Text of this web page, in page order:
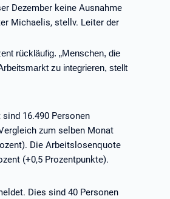
Dezember keine Ausnahme
Michaelis, stellv. Leiter der
rückläufig. „Menschen, die
zu integrieren, stellt
16.490 Personen
zum selben Monat
Die Arbeitslosenquote
(+0,5 Prozentpunkte).
Dies sind 40 Personen